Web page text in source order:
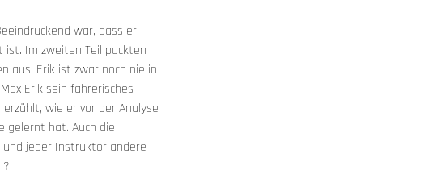
war, dass er
ist. Im zweiten Teil packten
aus. Erik ist zwar noch nie in
Erik sein fahrerisches
wie er vor der Analyse
gelernt hat. Auch die
und jeder Instruktor andere